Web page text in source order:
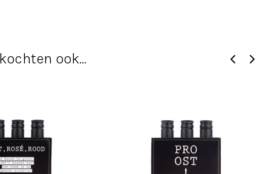
ook...